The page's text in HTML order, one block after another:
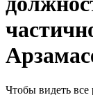
Чтобы видеть все